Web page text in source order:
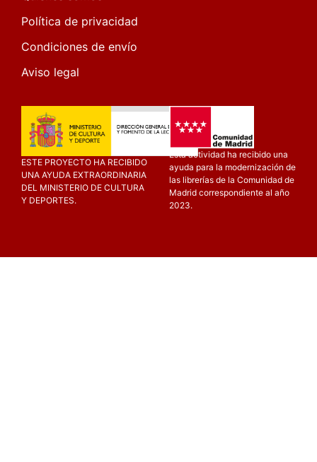
Política de privacidad
Condiciones de envío
Aviso legal
ESTE PROYECTO HA RECIBIDO
UNA AYUDA EXTRAORDINARIA
DEL MINISTERIO DE CULTURA
Y DEPORTES.
Esta actividad ha recibido una
ayuda para la modernización de
las librerías de la Comunidad de
Madrid correspondiente al año
2023.